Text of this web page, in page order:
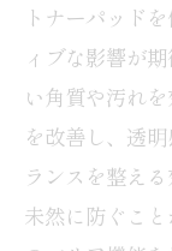
法
フェ
方
トナ
トナ
トナー
トナーパッド
ィブな影響が
い角質や汚れ
を改善し、透
ランスを整え
未然に防ぐこ